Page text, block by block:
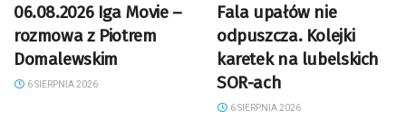
06.08.2026 Iga Movie –
rozmowa z Piotrem
Domalewskim
6 SIERPNIA 2026
Fala upałów nie
odpuszcza. Kolejki
karetek na lubelskich
SOR-ach
6 SIERPNIA 2026